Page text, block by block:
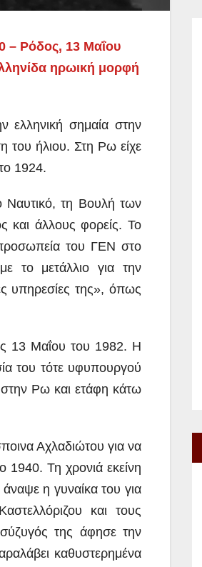
– Ρόδος, 13 Μαΐου
ηρωική μορφή
σημαία στην
του ήλιου. Στη Ρω είχε
1924.
Ναυτικό, τη Βουλή των
και άλλους φορείς. Το
του ΓΕΝ στο
το μετάλλιο για την
υπηρεσίες της», όπως
13 Μαΐου του 1982. Η
του τότε υφυπουργού
Ρω και ετάφη κάτω
Αχλαδιώτου για να
1940. Τη χρονιά εκείνη
η γυναίκα του για
και τους
της άφησε την
καθυστερημένα